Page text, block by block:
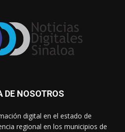
DE NOSOTROS
digital en el estado de
regional en los municipios de